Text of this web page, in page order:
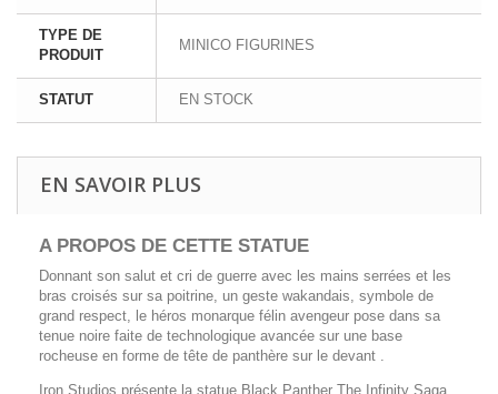
TYPE DE
PRODUIT
MINICO FIGURINES
STATUT EN STOCK
EN SAVOIR PLUS
A PROPOS DE CETTE STATUE
Donnant son salut et cri de guerre avec les mains serrées et les
bras croisés sur sa poitrine, un geste wakandais, symbole de
grand respect, le héros monarque félin avengeur pose dans sa
tenue noire faite de technologique avancée sur une base
rocheuse en forme de tête de panthère sur le devant .
Iron Studios présente la statue Black Panther The Infinity Saga